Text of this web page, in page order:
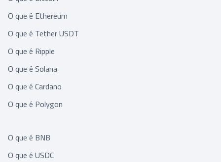
O que é Ethereum
O que é Tether USDT
O que é Ripple
O que é Solana
O que é Cardano
O que é Polygon
O que é BNB
O que é USDC